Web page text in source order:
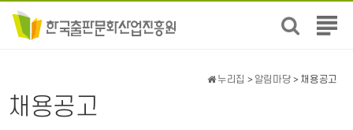
전
뉴
채용공고
누리집 > 알림마당 > 채용공고